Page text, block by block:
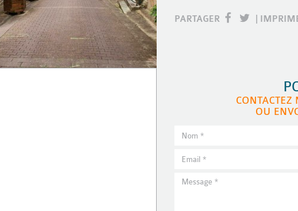
PARTAGER
CONTACTEZ
OU